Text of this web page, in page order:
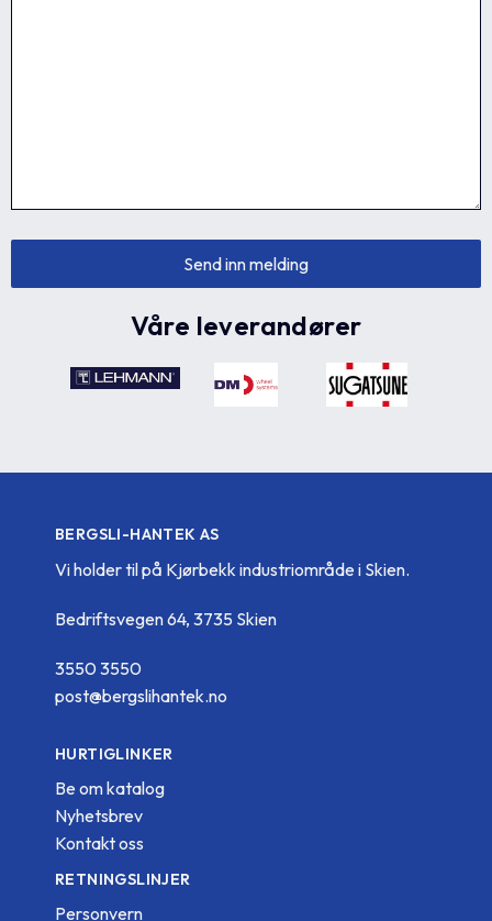
Våre leverandører
BERGSLI-HANTEK AS
Vi holder til på Kjørbekk industriområde i Skien.
Bedriftsvegen 64, 3735 Skien
3550 3550
post@bergslihantek.no
HURTIGLINKER
Be om katalog
Nyhetsbrev
Kontakt oss
RETNINGSLINJER
Personvern